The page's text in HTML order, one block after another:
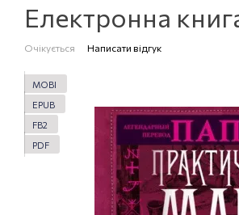
Електронна
Очікується Написати відгук
MOBI
EPUB
FB2
PDF